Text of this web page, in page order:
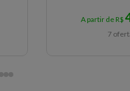
A partir de R$
7